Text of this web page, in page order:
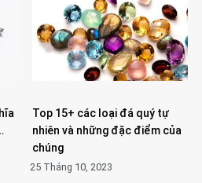
Top 15+ các loại đá quý tự
nhiên và những đặc điểm của
chúng
25 Tháng 10, 2023